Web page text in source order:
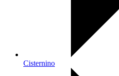
Cisternino